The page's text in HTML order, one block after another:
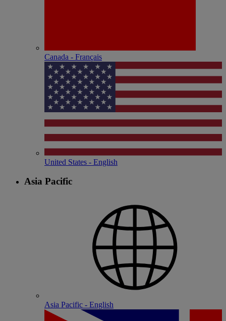
Canada - Français
United States - English
Asia Pacific
Asia Pacific - English